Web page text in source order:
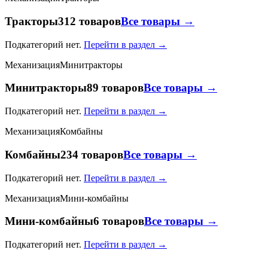
Тракторы312 товаровВсе товары →
Подкатегорий нет. Перейти в раздел →
МеханизацияМинитракторы
Минитракторы89 товаровВсе товары →
Подкатегорий нет. Перейти в раздел →
МеханизацияКомбайны
Комбайны234 товаровВсе товары →
Подкатегорий нет. Перейти в раздел →
МеханизацияМини-комбайны
Мини-комбайны6 товаровВсе товары →
Подкатегорий нет. Перейти в раздел →